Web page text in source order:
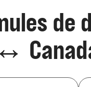
de